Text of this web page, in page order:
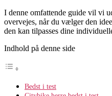
I denne omfattende guide vil vi
overvejes, når du vælger den
den kan tilpasses dine
Indhold på denne side
Bedst i test